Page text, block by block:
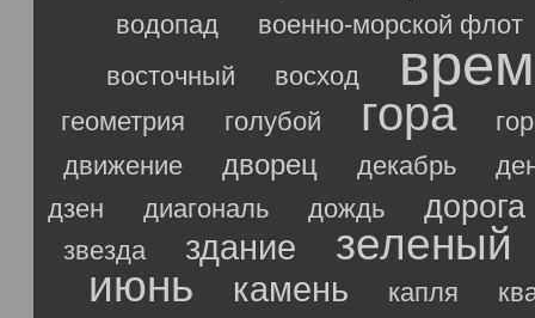
водопад
военно-морской флот
восточный
восход
геометрия голубой гора
движение
дворец декабрь
дзен
диагональ дождь дорога
звезда здание
зеленый
июнь
камень капля